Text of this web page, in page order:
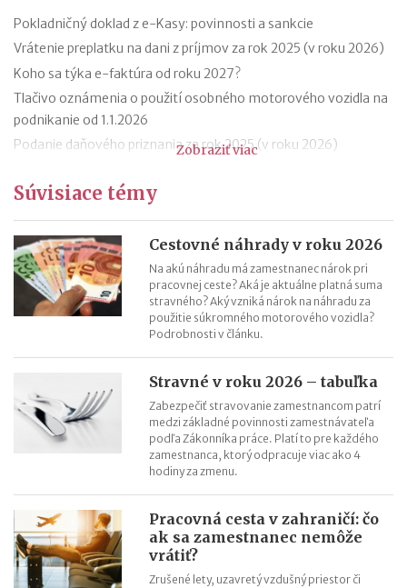
Pokladničný doklad z e-Kasy: povinnosti a sankcie
Vrátenie preplatku na dani z príjmov za rok 2025 (v roku 2026)
Koho sa týka e-faktúra od roku 2027?
Tlačivo oznámenia o použití osobného motorového vozidla na
podnikanie od 1.1.2026
Podanie daňového priznania za rok 2025 (v roku 2026)
Stravné (diéty) od 1.12.2025
Zmeny v sociálnom poistení SZČO od 1.1.2026
Odvodová odpočítateľná položka z príjmu trénerov od 1.1.2026
11 mýtov o dôchodkoch
Zobraziť viac
Súvisiace témy
Cestovné náhrady v roku 2026
Na akú náhradu má zamestnanec nárok pri
pracovnej ceste? Aká je aktuálne platná suma
stravného? Aký vzniká nárok na náhradu za
použitie súkromného motorového vozidla?
Podrobnosti v článku.
Stravné v roku 2026 – tabuľka
Zabezpečiť stravovanie zamestnancom patrí
medzi základné povinnosti zamestnávateľa
podľa Zákonníka práce. Platí to pre každého
zamestnanca, ktorý odpracuje viac ako 4
hodiny za zmenu.
Pracovná cesta v zahraničí: čo
ak sa zamestnanec nemôže
vrátiť?
Zrušené lety, uzavretý vzdušný priestor či